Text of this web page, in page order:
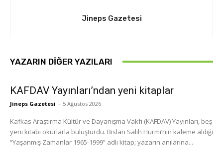
Jineps Gazetesi
YAZARIN DIĞER YAZILARI
KAFDAV Yayınları’ndan yeni kitaplar
Jineps Gazetesi - 5 Ağustos 2026
Kafkas Araştırma Kültür ve Dayanışma Vakfı (KAFDAV) Yayınları, beş
yeni kitabı okurlarla buluşturdu. Bislan Salih Hurmi’nin kaleme aldığı
“Yaşanmış Zamanlar 1965-1999” adlı kitap; yazarın anılarına...